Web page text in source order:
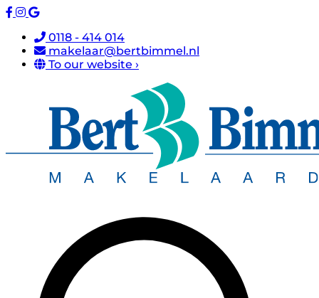
0118 - 414 014
makelaar@bertbimmel.nl
To our website ›